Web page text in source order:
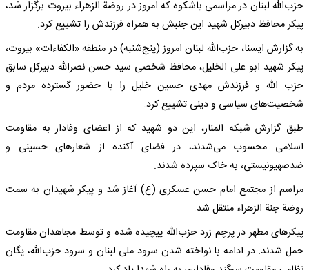
حزب‌الله لبنان در مراسمی باشکوه که امروز در روضة الزهراء بیروت برگزار شد،
پیکر محافظ دبیرکل شهید این جنبش به همراه فرزندش را تشییع کرد.
به گزارش ایسنا، حزب‌الله لبنان امروز (پنج‌شنبه) در منطقه «الکفاءات» بیروت،
پیکر شهید ابو علی الخلیل، محافظ شخصی سید حسن نصرالله دبیرکل سابق
حزب الله و فرزندش مهدی حسین خلیل را با حضور گسترده مردم و
شخصیت‌های سیاسی و دینی تشییع کرد.
طبق گزارش شبکه المنار، این دو شهید که از اعضای وفادار به مقاومت
اسلامی محسوب می‌شدند، در فضای آکنده از شعارهای حسینی و
ضدصهیونیستی، به خاک سپرده شدند.
مراسم از مجتمع امام حسن عسکری (ع) آغاز شد و پیکر شهیدان به سمت
روضة جنة الزهراء منتقل شد.
پیکرهای مطهر در پرچم زرد حزب‌الله پیچیده شده و توسط مجاهدان مقاومت
حمل شدند. در ادامه با نواخته شدن سرود ملی لبنان و سرود حزب‌الله، یگان